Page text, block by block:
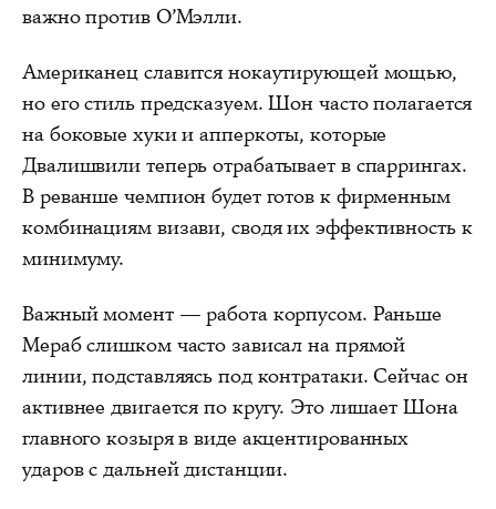
важно против О’Мэлли.
Американец славится нокаутирующей мощью,
но его стиль предсказуем. Шон часто полагается
на боковые хуки и апперкоты, которые
Двалишвили теперь отрабатывает в спаррингах.
В реванше чемпион будет готов к фирменным
комбинациям визави, сводя их эффективность к
минимуму.
Важный момент — работа корпусом. Раньше
Мераб слишком часто зависал на прямой
линии, подставляясь под контратаки. Сейчас он
активнее двигается по кругу. Это лишает Шона
главного козыря в виде акцентированных
ударов с дальней дистанции.